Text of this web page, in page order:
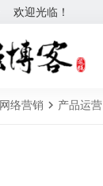
欢迎光临！
网络营销 产品运营